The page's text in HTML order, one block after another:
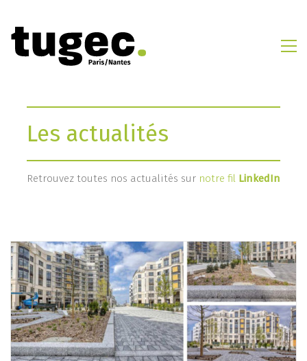
Les actualités
Retrouvez toutes nos actualités sur notre fil LinkedIn